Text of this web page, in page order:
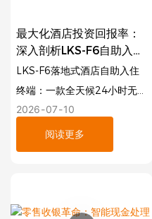
最大化酒店投资回报率：
深入剖析LKS-F6自助入住
终端的技术和运营优势
LKS-F6落地式酒店自助入住
终端：一款全天候24小时无人
值守终端，具备自动房卡发
放、安全护照扫描和全球支付
模块。可与您的酒店管理系统
2026 07 10
阅读更多